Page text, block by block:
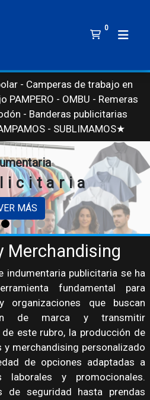
0
- Camperas de trabajo en
PAMPERO - OMBU - Remeras
- Banderas publicitarias - Buz
- SUBLIMAMOS★
MÁS
Merchandising
indumentaria publicitaria se ha
fundamental para
organizaciones que buscan
de marca y transmitir
este rubro, la producción de
merchandising personalizado
de opciones adaptadas a
laborales y promocionales.
de seguridad hasta prendas